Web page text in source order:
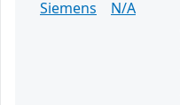
Siemens
N/A